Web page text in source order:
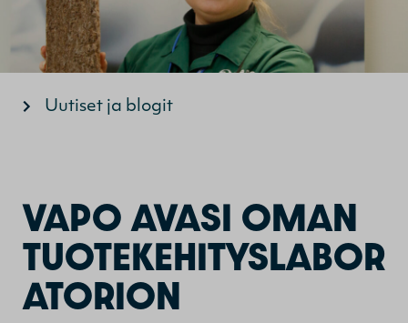
Uutiset ja blogit
VAPO AVASI OMAN
TUOTEKEHITYSLABOR
ATORION